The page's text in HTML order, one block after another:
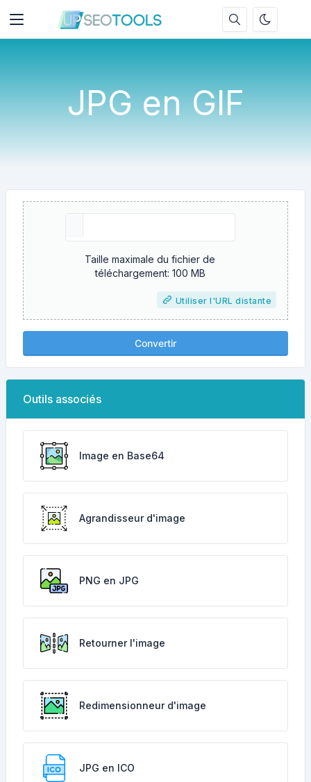
JPG en GIF
Taille maximale du fichier de
téléchargement: 100 MB
Utiliser l'URL distante
Convertir
Outils associés
Image en Base64
Agrandisseur d'image
PNG en JPG
Retourner l'image
Redimensionneur d'image
JPG en ICO